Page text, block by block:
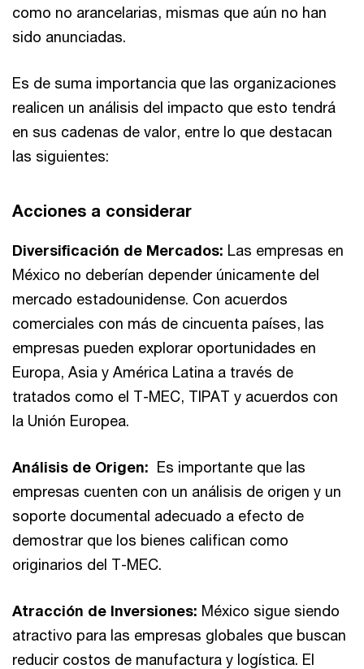
como no arancelarias, mismas que aún no han
sido anunciadas.
Es de suma importancia que las organizaciones
realicen un análisis del impacto que esto tendrá
en sus cadenas de valor, entre lo que destacan
las siguientes:
Acciones a considerar
Diversificación de Mercados: Las empresas en
México no deberían depender únicamente del
mercado estadounidense. Con acuerdos
comerciales con más de cincuenta países, las
empresas pueden explorar oportunidades en
Europa, Asia y América Latina a través de
tratados como el T-MEC, TIPAT y acuerdos con
la Unión Europea.
Análisis de Origen: Es importante que las
empresas cuenten con un análisis de origen y un
soporte documental adecuado a efecto de
demostrar que los bienes califican como
originarios del T-MEC.
Atracción de Inversiones: México sigue siendo
atractivo para las empresas globales que buscan
reducir costos de manufactura y logística. El